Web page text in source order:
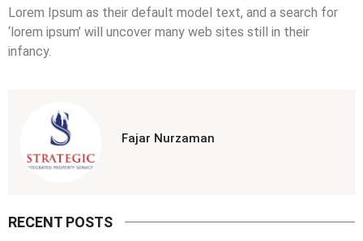
Lorem Ipsum as their default model text, and a search for
‘lorem ipsum’ will uncover many web sites still in their
infancy.
Fajar Nurzaman
RECENT POSTS